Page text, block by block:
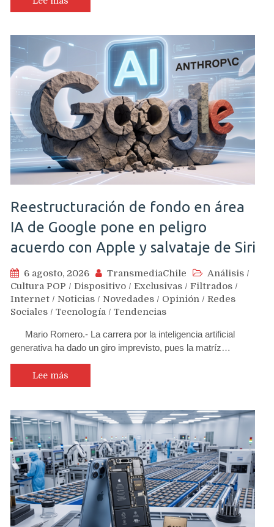
Reestructuración de fondo en área
IA de Google pone en peligro
acuerdo con Apple y salvataje de Siri
6 agosto, 2026 TransmediaChile Análisis /
Cultura POP / Dispositivo / Exclusivas / Filtrados /
Internet / Noticias / Novedades / Opinión / Redes
Sociales / Tecnología / Tendencias
Mario Romero.- La carrera por la inteligencia artificial
generativa ha dado un giro imprevisto, pues la matríz…
Lee más